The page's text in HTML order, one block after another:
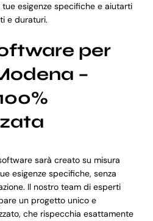
esigenze specifiche e aiutarti
e duraturi.
per
–
sarà creato su misura
esigenze specifiche, senza
Il nostro team di esperti
un progetto unico e
che rispecchia esattamente